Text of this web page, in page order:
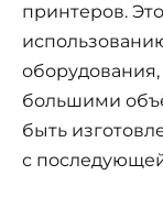
принтеров.
оборудования,
большими
быть
с